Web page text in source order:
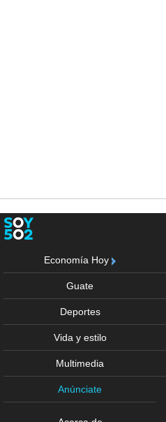
Economía Hoy
Guate
Deportes
Vida y estilo
Multimedia
Anúnciate